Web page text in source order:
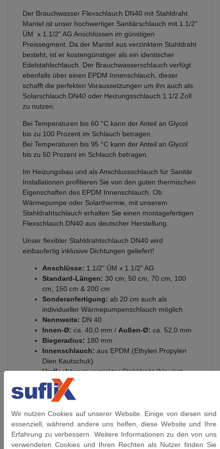
Der Brauchwasser Flexschlauch DN40 mit Stahldraht
Mantel ist unser hochwertiger Sanitärschlauch mit 1.1/2"
ÜM x 1.1/2" AG Anschlüssen im günstigen
Preissegment. Da der Mantel aus verzinktem Stahldraht
besteht, ist er kostengünstiger als ein identischer
Edelstahlschlauch. Der Brauchwasserschlauch verfügt
ebenfalls über einen EPDM Innenschlauch, dieser
schafft die perfekten Voraussetzungen um ihn auch als
Solarschlauch DN40 oder Heizungsschlauch 1.1/2 Zoll
zu nutzen.
Bei Temperaturen bis 60 °C kann der Anteil an Glycol
bis zu 100 Prozent im Schlauch betragen.
Bei Temperaturen bis 95 °C kann der Anteil an Glycol
bis zu 50 Prozent im Schlauch betragen.
Im Heizungsbau und als Anschlussschlauch für Sanitär
Installationen profitieren Sie von den guten thermischen
Eigenschaften des EPDM Innenschlauch. Ob
Wärmepumpe oder Solarthermie, mit unserem
Stahldrahtschlauch erhalten Sie einen montagefertigen
Flexschlauch DN40 aus deutscher Herstellung.
Unser flexibler Stahldrahtschlauch DN40 wird
einbaufertig inklusive Dichtungen geliefert!
Anschlüsse: 1.1/2" ÜM x 1.1/2" AG
Standard-Längen: 30 cm, 50 cm, 70 cm, 100
cm, 150 cm & 200 cm
Sonderanfertigung: ab 20 cm auch als
individueller Wärmepumpenschlauch möglich
Nennweite: DN 40
Innen-Ø: ca. 40,0 mm / Außen-Ø: ca. 52,0 mm
Biegeradius: 180 mm
Innenschlauch: aus EPDM (Ethylen Propylen
Dien Kautschuk)
Umflechtung:verzinkter Stahldraht (blau/rot
Markierung)
Anschlüsse:
Presshülsen:
Gewinde: flachdichtendem Gewinde DIN 228 (G
Gewinde)
Betriebsdruck:
bis 6 bar
Glycolgehalt bis 60°C : 100%
Wir nutzen Cookies auf unserer Website. Einige von diesen sind
essenziell, während andere uns helfen, diese Website und Ihre
Erfahrung zu verbessern. Weitere Informationen zu den von uns
verwendeten Cookies und Ihren Rechten als Nutzer finden Sie